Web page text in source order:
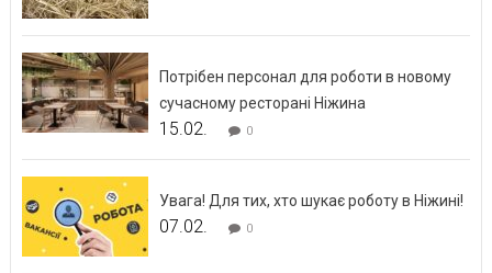
Потрібен персонал для роботи в новому
сучасному ресторані Ніжина
15.02. 0
Увага! Для тих, хто шукає роботу в Ніжині!
07.02. 0